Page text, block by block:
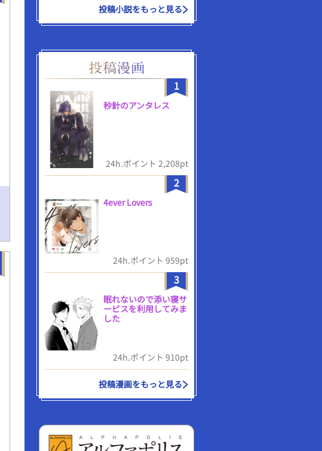
投稿小説をもっと見る
1
秒針のアンタレス
24h.ポイント 2,208pt
2
4ever Lovers
24h.ポイント 959pt
3
眠れないので添い寝サ
ービスを利用してみま
した
24h.ポイント 910pt
投稿漫画をもっと見る